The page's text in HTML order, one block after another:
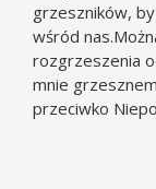
grzeszników,
wśród
rozgrzeszenia
mnie
przeciwko